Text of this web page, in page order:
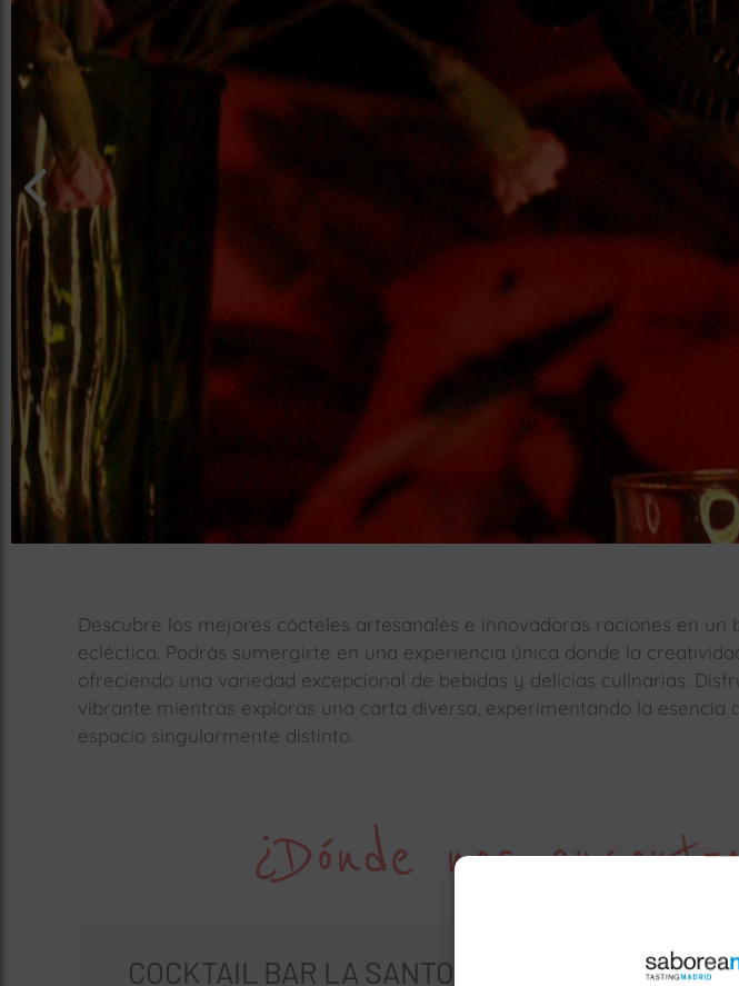
Descubre los mejores cócteles artesanales e innovadoras raciones en
ecléctica. Podrás sumergirte en una experiencia única donde la
ofreciendo una variedad excepcional de bebidas y delicias culinarias.
vibrante mientras exploras una carta diversa, experimentando la esencia
espacio singularmente distinto.
¿Dónde nos
COCKTAIL BAR LA SANTORÍA